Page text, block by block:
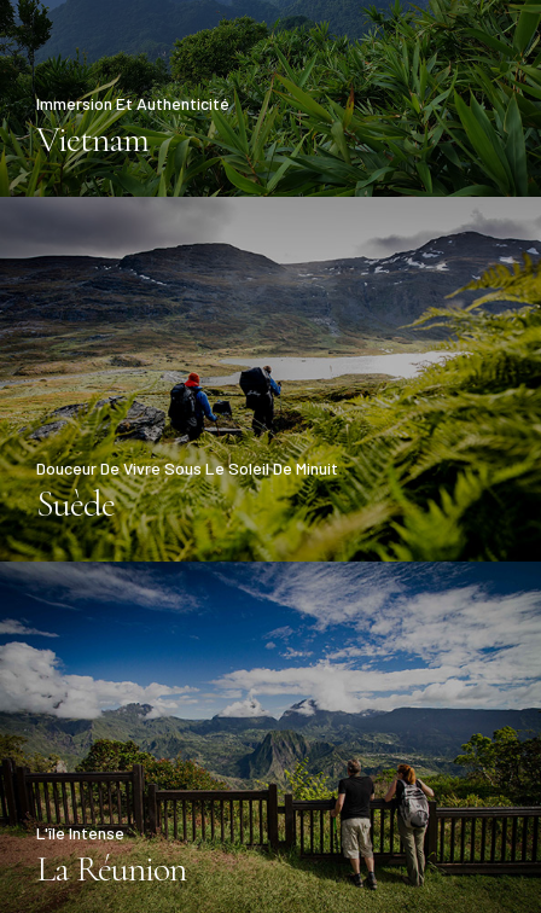
Immersion Et Authenticité
Vietnam
Douceur De Vivre Sous Le Soleil De Minuit
Suède
L'île Intense
La Réunion